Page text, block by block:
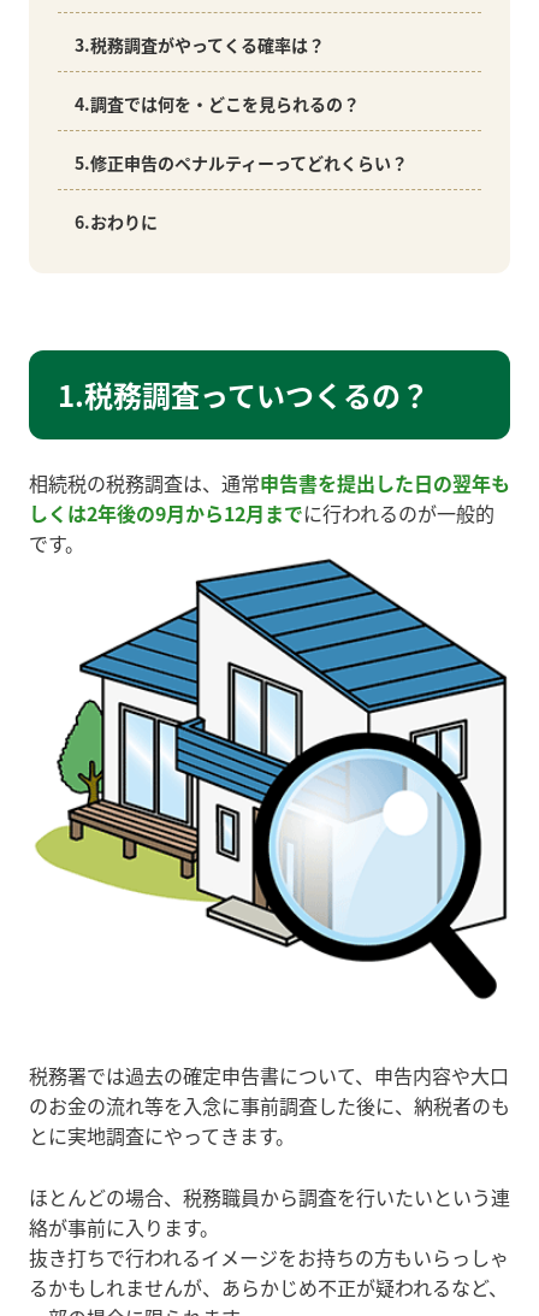
3.税務調査がやってくる確率は？
4.調査では何を・どこを見られるの？
5.修正申告のペナルティーってどれくらい？
6.おわりに
1.税務調査っていつくるの？
相続税の税務調査は、通常申告書を提出した日の翌年も
しくは2年後の9月から12月までに行われるのが一般的
です。
税務署では過去の確定申告書について、申告内容や大口
のお金の流れ等を入念に事前調査した後に、納税者のも
とに実地調査にやってきます。
ほとんどの場合、税務職員から調査を行いたいという連
絡が事前に入ります。
抜き打ちで行われるイメージをお持ちの方もいらっしゃ
るかもしれませんが、あらかじめ不正が疑われるなど、